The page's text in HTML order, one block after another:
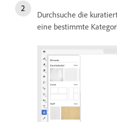
Durchsuche die
eine bestimmte